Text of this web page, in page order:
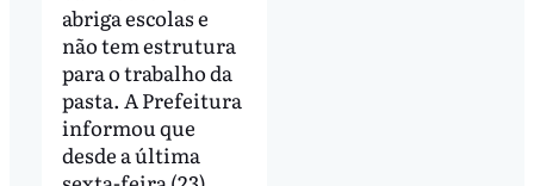
abriga escolas e
não tem estrutura
para o trabalho da
pasta. A Prefeitura
informou que
desde a última